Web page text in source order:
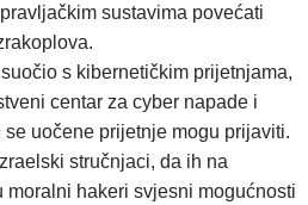
sustavima povećati
s kibernetičkim prijetnjama,
centar za cyber napade i
uočene prijetnje mogu prijaviti.
stručnjaci, da ih na
hakeri svjesni mogućnosti